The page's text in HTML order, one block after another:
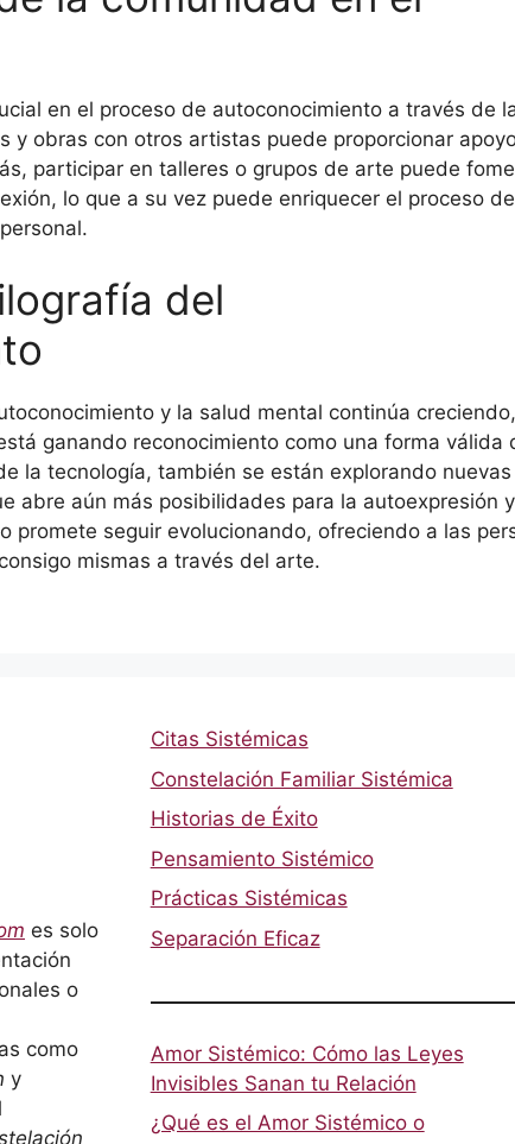
en el proceso de autoconocimiento a través de
y obras con otros artistas puede proporcionar
participar en talleres o grupos de arte puede
lo que a su vez puede enriquecer el proceso de
del
y la salud mental continúa
ganando reconocimiento como una forma válida
la tecnología, también se están explorando nuevas
abre aún más posibilidades para la autoexpresión
promete seguir evolucionando, ofreciendo a las
mismas a través del arte.
es solo
o
como
y
Citas Sistémicas
Constelación Familiar Sistémica
Historias de Éxito
Pensamiento Sistémico
Prácticas Sistémicas
Separación Eficaz
Amor Sistémico: Cómo las Leyes
Invisibles Sanan tu Relación
¿Qué es el Amor Sistémico o